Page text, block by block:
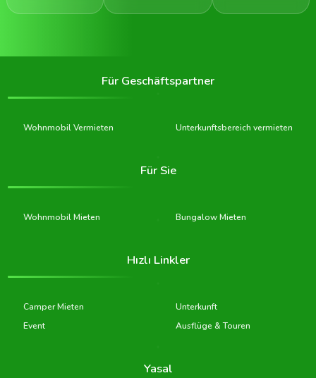
Für Geschäftspartner
Wohnmobil Vermieten Unterkunftsbereich vermieten
Für Sie
Wohnmobil Mieten Bungalow Mieten
Hızlı Linkler
Camper Mieten
Unterkunft
Event
Ausflüge & Touren
Yasal